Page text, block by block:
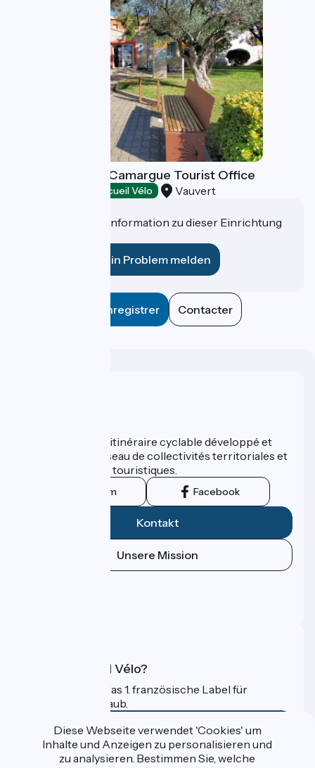
Coeur de Petite Camargue Tourist Office
Accueil Vélo Vauvert
Haben Sie eine Information zu dieser Einrichtung
Ein Problem melden
Enregistrer Contacter
ViaRhôna est un itinéraire cyclable développé et
promu par un réseau de collectivités territoriales et
leurs institutions touristiques.
Instagram Facebook
Kontakt
Unsere Mission
Was ist Accueil Vélo?
Accueil Vélo ist das 1. französische Label für
Radfahrer im Urlaub.
Mehr erfahren
Gefördert im Rahmen von Destination France
Diese Webseite verwendet 'Cookies' um
Inhalte und Anzeigen zu personalisieren und
zu analysieren. Bestimmen Sie, welche